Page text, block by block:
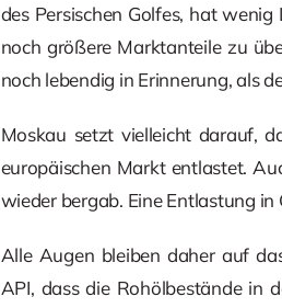
des Persischen Golfes, hat
noch größere Marktanteile zu
noch lebendig in Erinnerung, als
Moskau setzt vielleicht darauf,
europäischen Markt entlastet.
wieder bergab. Eine Entlastung
Alle Augen bleiben daher auf
API, dass die Rohölbestände in